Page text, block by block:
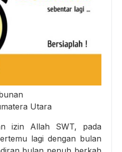
Utara
izin Allah SWT, pada
lagi dengan bulan